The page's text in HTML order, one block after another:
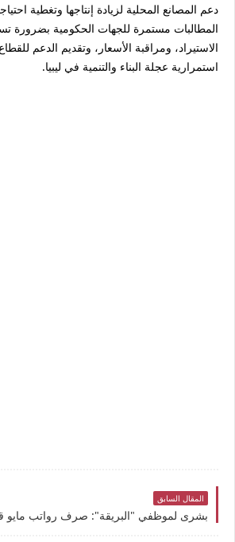
دعم المصانع المحلية لزيادة إنتاجها وتغطية
المطالبات مستمرة للجهات الحكومية بضرورة
الاستيراد، ومراقبة الأسعار، وتقديم الدعم
استمرارية عجلة البناء والتنمية في ليبيا.
المقال السابق